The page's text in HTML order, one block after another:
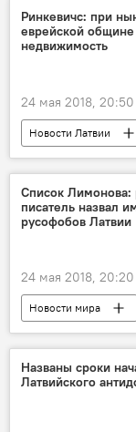
Ринкевичс: при
еврейской общине
недвижимость
24 мая 2018, 20:50
Новости Латвии
Дональд Трамп
Список Лимонова:
писатель назвал
русофобов Латвии
24 мая 2018, 20:20
Новости мира
Новости Латвии
Россия
русофобия
Названы сроки
Латвийского